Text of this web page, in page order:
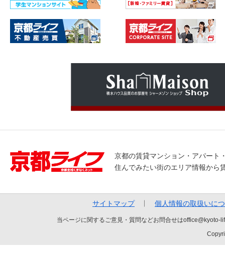
京都の賃貸マンション・アパート
住んでみたい街のエリア情報から
サイトマップ 個人情報の取扱いに
当ページに関するご意見・質問などお問合せは